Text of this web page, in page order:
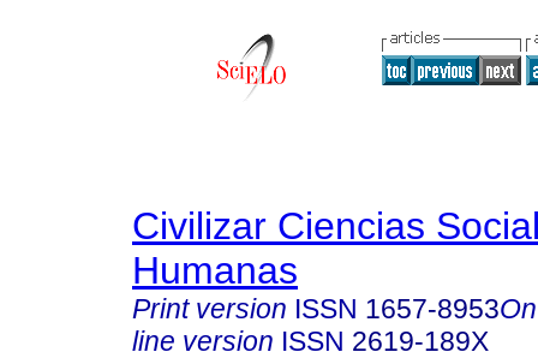
Civilizar Ciencias
Humanas
Print version ISSN 1657-8953
line version ISSN 2619-189X